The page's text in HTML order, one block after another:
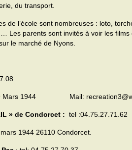
du transport.
de l’école sont nombreuses : loto,
Les parents sont invités à voir les
le marché de Nyons.
19 Mars 1944 Mail:
» de Condorcet : tel :04.75.27.71.62
1944 26110 Condorcet.